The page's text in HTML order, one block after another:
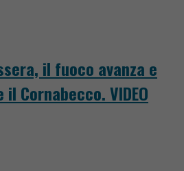
il fuoco avanza e
Cornabecco. VIDEO